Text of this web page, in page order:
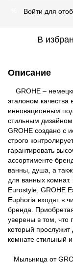
Войти для
В
Описание
GROHE –
эталоном
инновационным
стильным
GROHE создано с
строго
гарантировать
ассортименте
ванны, душа, а
для ванных
Eurostyle, GROHE
Euphoria входят в
бренда.
уверены в том, что
который
комнате стильный
Мыльница от